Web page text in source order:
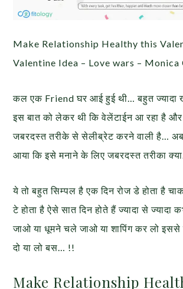
Make Relationship Healthy this
Valentine Idea – Love wars – Monica
कल एक Friend घर आई हुई थी… बहुत
इस बात को लेकर थी कि वेलेंटाईन आ रहा है
जबरदस्त तरीके से सेलीब्रेट करने वाली है…
आया कि इसे मनाने के लिए जबरदस्त तरीका
ये तो बहुत सिम्पल है एक दिन रोज डे होता है
टे होता है ऐसे सात दिन होते हैं ज्यादा से ज्यादा
जाओ या धूमने चले जाओ या शापिंग कर लो इससे
दो या लो बस… !!
Make Relationship